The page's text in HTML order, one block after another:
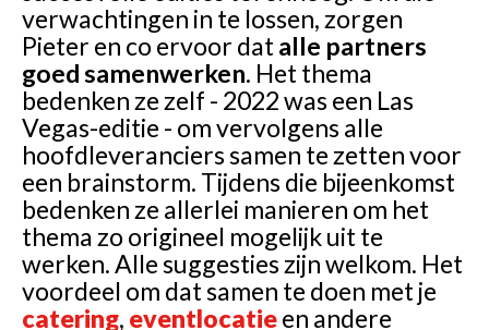
verwachtingen in te lossen, zorgen
Pieter en co ervoor datalle partners
goed samenwerken. Het thema
bedenken ze zelf - 2022 was een Las
Vegas-editie - om vervolgens alle
hoofdleveranciers samen te zetten voor
een brainstorm. Tijdens die bijeenkomst
bedenken ze allerlei manieren om het
thema zo origineel mogelijk uit te
werken. Alle suggesties zijn welkom. Het
voordeel om dat samen te doen met je
catering, eventlocatieen andere